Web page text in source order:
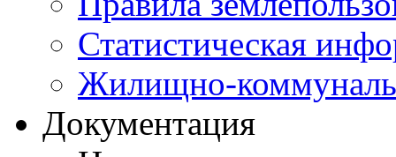
Статистическая
Жилищно-
Документация